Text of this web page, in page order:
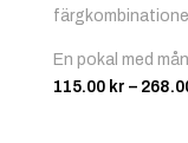
En pokal med
115.00 kr –